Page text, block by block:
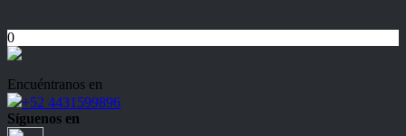
0
Encuéntranos en
+52 4431599896
Síguenos en